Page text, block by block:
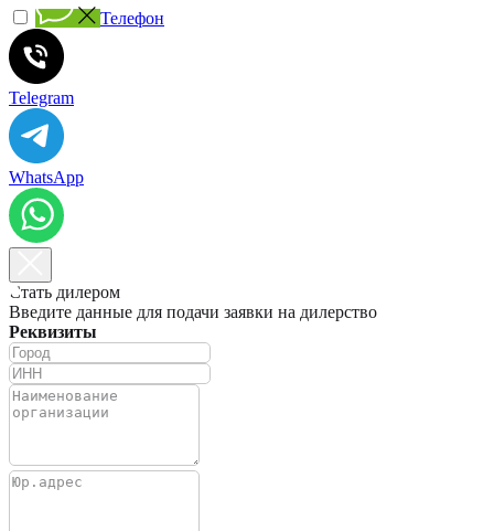
Телефон
Telegram
WhatsApp
Стать дилером
Введите данные для подачи заявки на дилерство
Реквизиты